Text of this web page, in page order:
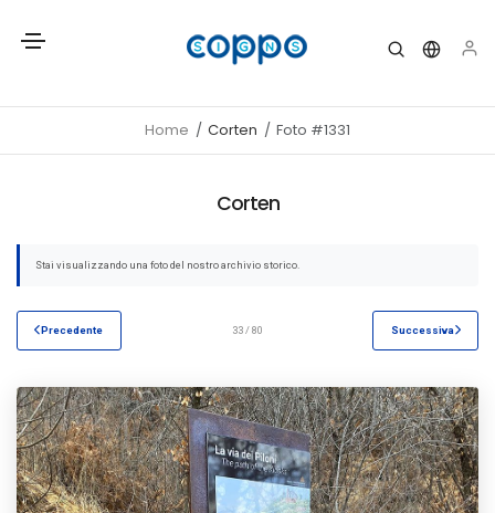
Home Corten Foto #1331
Corten
Stai visualizzando una foto del nostro archivio storico.
Precedente 33 / 80 Successiva